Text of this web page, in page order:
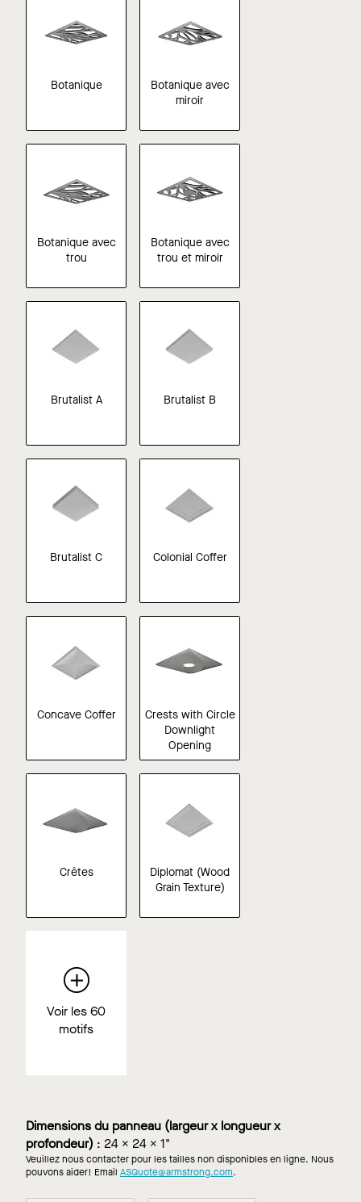
Botanique
Botanique avec
miroir
Botanique avec
trou
Botanique avec
trou et miroir
Brutalist A Brutalist B
Brutalist C Colonial Coffer
Concave Coffer
Crests with Circle
Downlight
Opening
Crêtes
Diplomat (Wood
Grain Texture)
Voir les 60
motifs
Dimensions du panneau (largeur x longueur x
profondeur) : 24 x 24 x 1"
Veuillez nous contacter pour les tailles non disponibles en ligne. Nous
pouvons aider! Email ASQuote@armstrong.com.